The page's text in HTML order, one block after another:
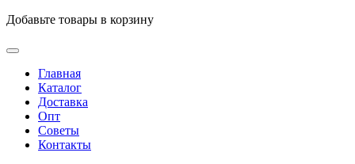
Добавьте товары в корзину
Главная
Каталог
Доставка
Опт
Советы
Контакты